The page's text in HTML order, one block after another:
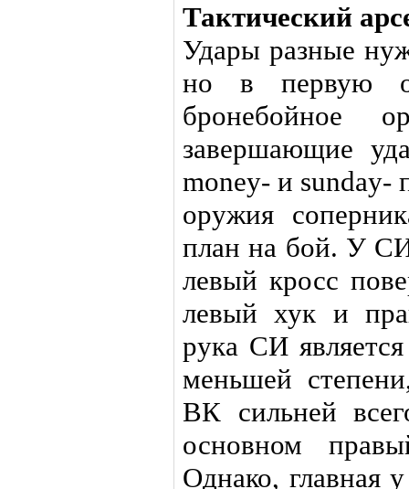
Тактический
Удары разные
но в первую
бронебойное
завершающие
money- и sunday-
оружия
план на бой. У СИ
левый кросс
левый хук и
рука СИ
меньшей
ВК сильней
основном
Однако, главная